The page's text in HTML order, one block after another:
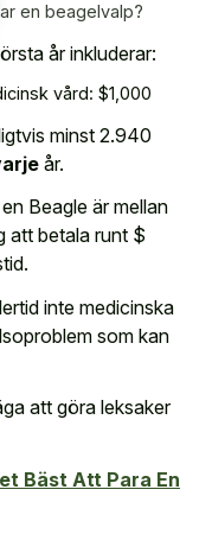
en beagelvalp?
år inkluderar:
vård: $1,000
minst 2.940
år.
Beagle är mellan
att betala runt $
inte medicinska
som kan
att göra leksaker
Bäst Att Para En